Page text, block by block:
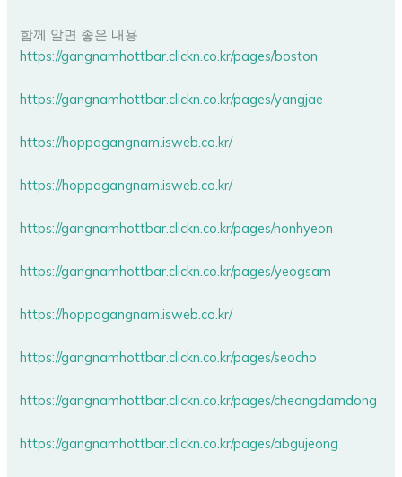
함께 알면 좋은 내용
https://gangnamhottbar.clickn.co.kr/pages/boston
https://gangnamhottbar.clickn.co.kr/pages/yangjae
https://hoppagangnam.isweb.co.kr/
https://hoppagangnam.isweb.co.kr/
https://gangnamhottbar.clickn.co.kr/pages/nonhyeon
https://gangnamhottbar.clickn.co.kr/pages/yeogsam
https://hoppagangnam.isweb.co.kr/
https://gangnamhottbar.clickn.co.kr/pages/seocho
https://gangnamhottbar.clickn.co.kr/pages/cheongdamdong
https://gangnamhottbar.clickn.co.kr/pages/abgujeong